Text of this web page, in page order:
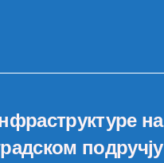
на
подручју